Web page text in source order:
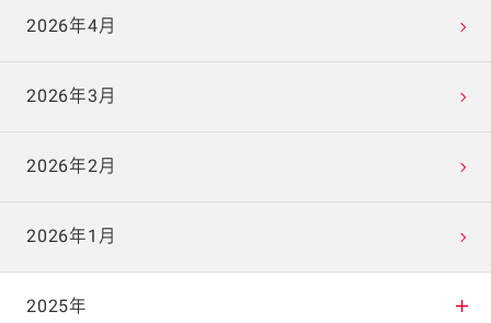
2026年4月
2026年3月
2026年2月
2026年1月
2025年